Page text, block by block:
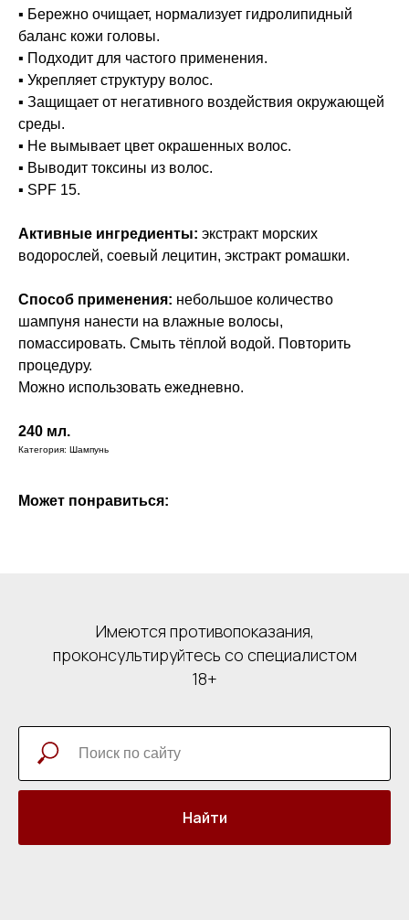
▪ Бережно очищает, нормализует гидролипидный
баланс кожи головы.
▪ Подходит для частого применения.
▪ Укрепляет структуру волос.
▪ Защищает от негативного воздействия окружающей
среды.
▪ Не вымывает цвет окрашенных волос.
▪ Выводит токсины из волос.
▪ SPF 15.
Активные ингредиенты: экстракт морских
водорослей, соевый лецитин, экстракт ромашки.
Способ применения: небольшое количество
шампуня нанести на влажные волосы,
помассировать. Смыть тёплой водой. Повторить
процедуру.
Можно использовать ежедневно.
240 мл.
Категория: Шампунь
Может понравиться:
Имеются противопоказания,
проконсультируйтесь со специалистом
18+
Найти